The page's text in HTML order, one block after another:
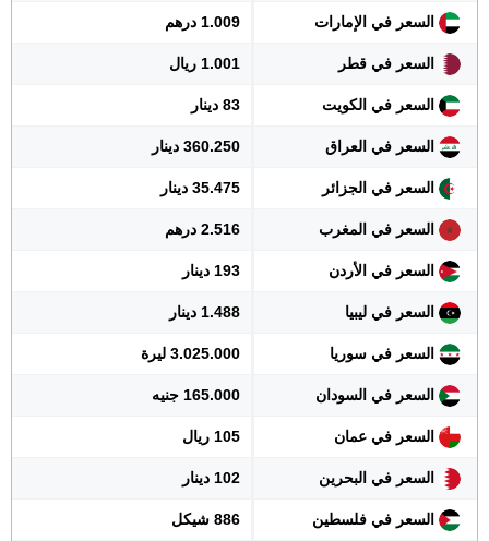
السعر في الإمارات 1.009 درهم
السعر في قطر 1.001 ريال
السعر في الكويت 83 دينار
السعر في العراق 360.250 دينار
السعر في الجزائر 35.475 دينار
السعر في المغرب 2.516 درهم
السعر في الأردن 193 دينار
السعر في ليبيا 1.488 دينار
السعر في سوريا 3.025.000 ليرة
السعر في السودان 165.000 جنيه
السعر في عمان 105 ريال
السعر في البحرين 102 دينار
السعر في فلسطين 886 شيكل